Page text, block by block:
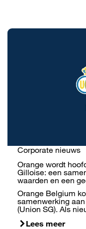
Corporate nieuws
Orange wordt
Gilloise: een
waarden en een
Orange Belgium
samenwerking
(Union SG). Als
Lees meer